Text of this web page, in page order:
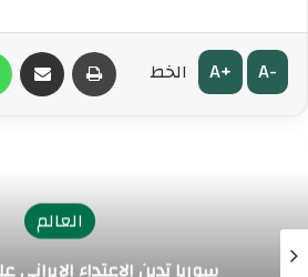
الخط A+ A-
العالم